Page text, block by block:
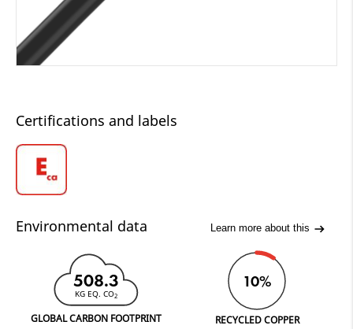
Certifications and labels
Environmental data Learn more about this
508.3
KG EQ. CO2
GLOBAL CARBON FOOTPRINT
10%
RECYCLED COPPER